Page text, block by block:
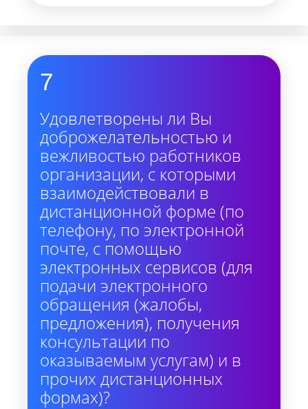
7
Удовлетворены ли Вы
доброжелательностью и
вежливостью работников
организации, с которыми
взаимодействовали в
дистанционной форме (по
телефону, по электронной
почте, с помощью
электронных сервисов (для
подачи электронного
обращения (жалобы,
предложения), получения
консультации по
оказываемым услугам) и в
прочих дистанционных
формах)?